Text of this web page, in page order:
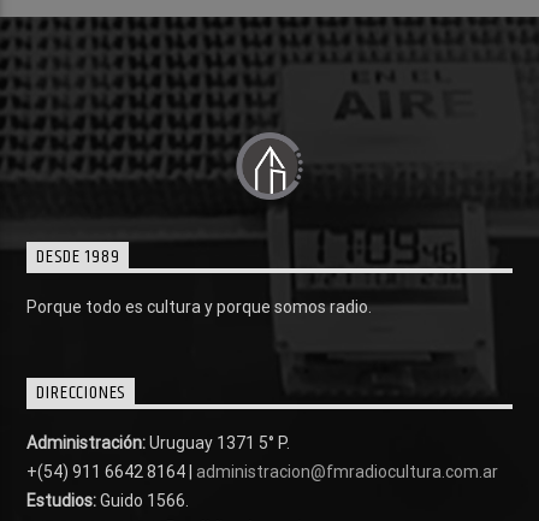
DESDE 1989
Porque todo es cultura y porque somos radio.
DIRECCIONES
Administración:Uruguay 1371 5° P.
+(54) 911 6642 8164 | administracion@fmradiocultura.com.ar
Estudios:Guido 1566.